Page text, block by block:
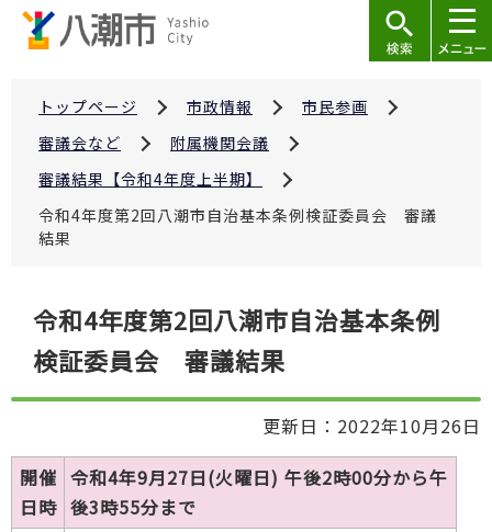
トップページ 市政情報
市民参画
審議会など
附属機関会議
審議結果【令和4年度上半期】
令和4年度第2回八潮市自治基本条例検証委員会 審議
結果
令和4年度第2回八潮市自治基本条例
検証委員会 審議結果
更新日：2022年10月26日
開催
日時
令和4年9月27日(火曜日) 午後2時00分から午
後3時55分まで